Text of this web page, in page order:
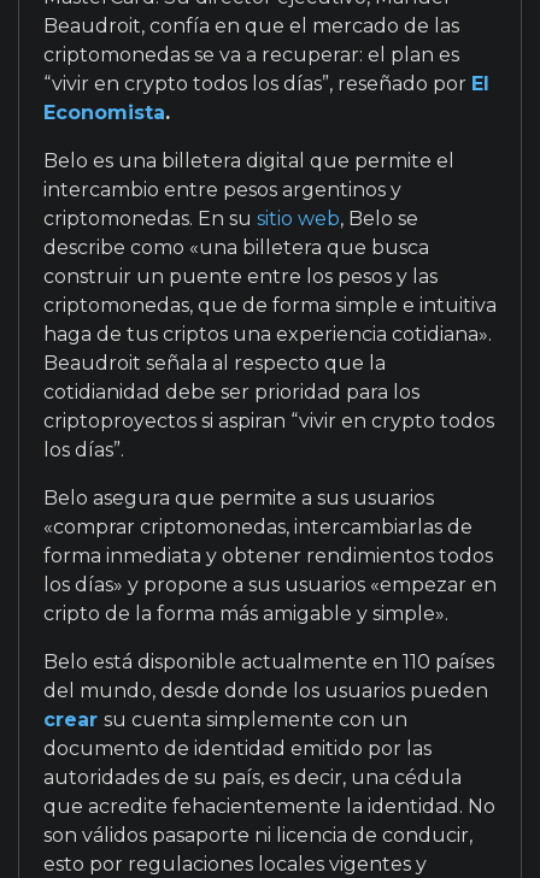
Beaudroit, confía en que el mercado de las
criptomonedas se va a recuperar: el plan es
“vivir en crypto todos los días”, reseñado por El
Economista.
Belo es una billetera digital que permite el
intercambio entre pesos argentinos y
criptomonedas. En su sitio web, Belo se
describe como «una billetera que busca
construir un puente entre los pesos y las
criptomonedas, que de forma simple e intuitiva
haga de tus criptos una experiencia cotidiana».
Beaudroit señala al respecto que la
cotidianidad debe ser prioridad para los
criptoproyectos si aspiran “vivir en crypto todos
los días”.
Belo asegura que permite a sus usuarios
«comprar criptomonedas, intercambiarlas de
forma inmediata y obtener rendimientos todos
los días» y propone a sus usuarios «empezar en
cripto de la forma más amigable y simple».
Belo está disponible actualmente en 110 países
del mundo, desde donde los usuarios pueden
crear su cuenta simplemente con un
documento de identidad emitido por las
autoridades de su país, es decir, una cédula
que acredite fehacientemente la identidad. No
son válidos pasaporte ni licencia de conducir,
esto por regulaciones locales vigentes y